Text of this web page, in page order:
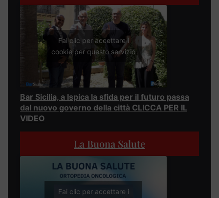
Fai clic per accettare i
cookie per questo servizio
Bar Sicilia, a Ispica la sfida per il futuro passa
dal nuovo governo della città CLICCA PER IL
VIDEO
La Buona Salute
Fai clic per accettare i